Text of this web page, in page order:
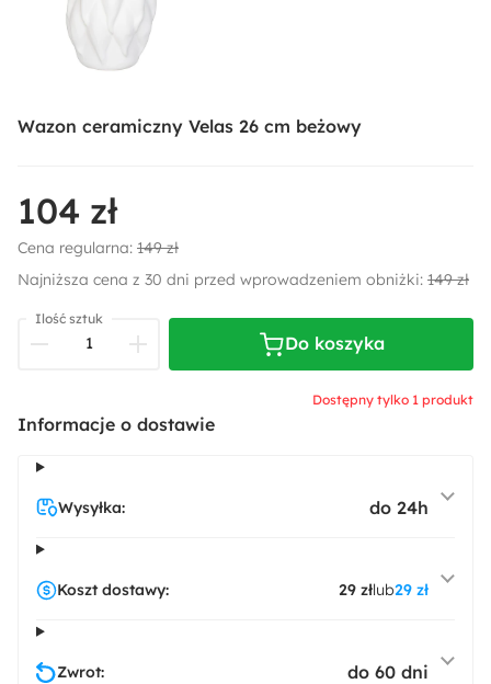
Wazon ceramiczny Velas 26 cm beżowy
104 zł
Cena regularna: 149 zł
Najniższa cena z 30 dni przed wprowadzeniem obniżki: 149 zł
Ilość sztuk
Do koszyka
Dostępny tylko 1 produkt
Informacje o dostawie
Wysyłka: do 24h
Koszt dostawy: 29 złlub29 zł
Zwrot: do 60 dni